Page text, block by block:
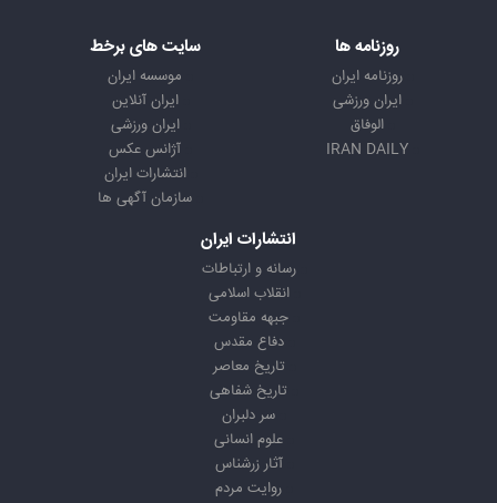
روزنامه ها
روزنامه ایران
ایران ورزشی
الوفاق
IRAN DAILY
سایت های برخط
موسسه ایران
ایران آنلاین
ایران ورزشی
آژانس عکس
انتشارات ایران
سازمان آگهی ها
انتشارات ایران
رسانه و ارتباطات
انقلاب اسلامی
جبهه مقاومت
دفاع مقدس
تاریخ معاصر
تاریخ شفاهی
سر دلبران
علوم انسانی
آثار زرشناس
روایت مردم